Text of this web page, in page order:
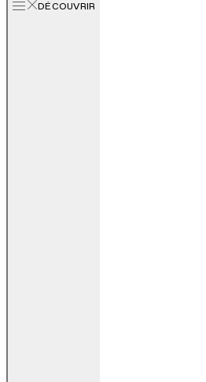
DÉCOUVRIR